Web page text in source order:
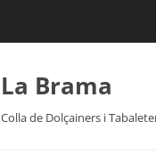
La Brama
Colla de Dolçainers i